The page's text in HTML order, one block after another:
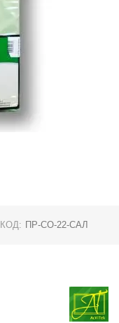
КОД: ПР-СО-22-САЛ